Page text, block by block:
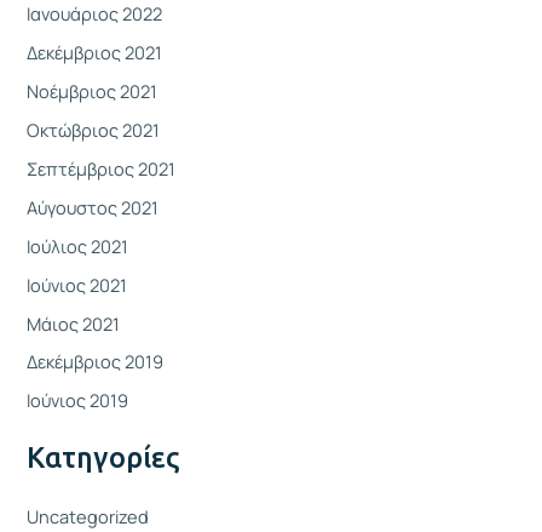
Ιανουάριος 2022
Δεκέμβριος 2021
Νοέμβριος 2021
Οκτώβριος 2021
Σεπτέμβριος 2021
Αύγουστος 2021
Ιούλιος 2021
Ιούνιος 2021
Μάιος 2021
Δεκέμβριος 2019
Ιούνιος 2019
Kατηγορίες
Uncategorized